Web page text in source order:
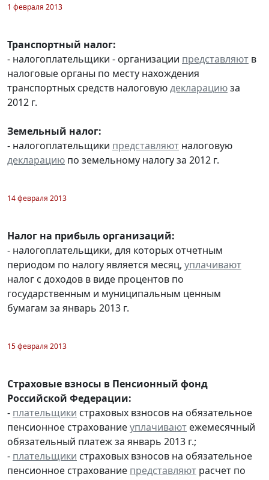
1 февраля 2013
Транспортный налог:
- налогоплательщики - организации представляют в
налоговые органы по месту нахождения
транспортных средств налоговуюдекларациюза
2012 г.
Земельный налог:
- налогоплательщики представляют налоговую
декларацию по земельному налогу за 2012 г.
14 февраля 2013
Налог на прибыль организаций:
- налогоплательщики, для которых отчетным
периодом по налогу является месяц, уплачивают
налог с доходов в виде процентов по
государственным и муниципальным ценным
бумагам за январь 2013 г.
15 февраля 2013
Страховые взносы в Пенсионный фонд
Российской Федерации:
- плательщики страховых взносов на обязательное
пенсионное страхованиеуплачивают ежемесячный
обязательный платеж за январь 2013 г.;
- плательщики страховых взносов на обязательное
пенсионное страхование представляют расчет по